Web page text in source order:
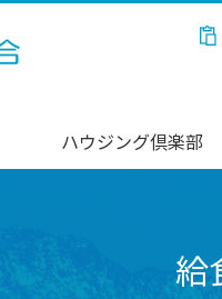
ハウジング倶楽部
給